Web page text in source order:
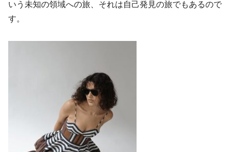
いう未知の領域への旅、それは自己発見の旅でもあるので
す。